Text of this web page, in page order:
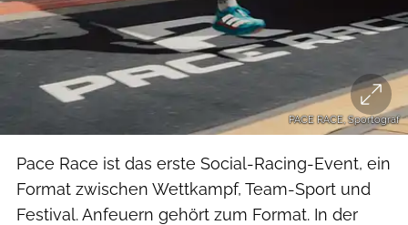
PACE RACE, Sportograf
Pace Race ist das erste Social-Racing-Event, ein
Format zwischen Wettkampf, Team-Sport und
Festival. Anfeuern gehört zum Format. In der